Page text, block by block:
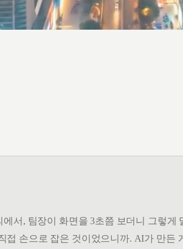
서, 팀장이 화면을 3초쯤 보더니 그렇게
접 손으로 잡은 것이었으니까. AI가 만